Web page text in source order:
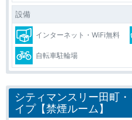
設備
インターネット・WiFi無料
自転車駐輪場
シティマンスリー田町
イプ【禁煙ルーム】